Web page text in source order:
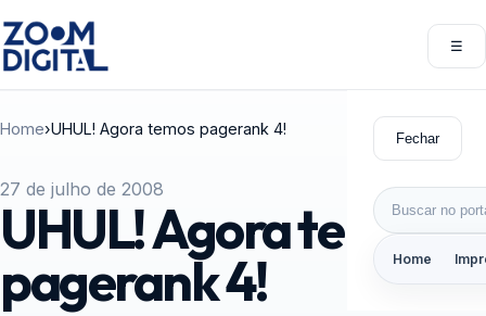
☰
Fechar
Buscar por:
Home
Home›UHUL! Agora temos pagerank 4!
27 de julho de 2008
UHUL! Agora temos
pagerank 4!